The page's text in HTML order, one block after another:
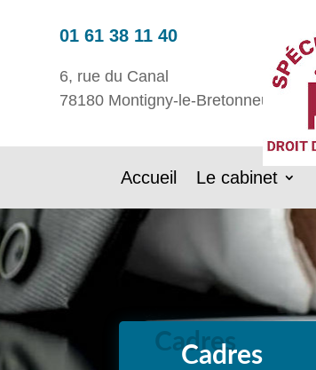
01 61 38 11 40
6, rue du Canal
78180 Montigny-le-Bretonneux
Accueil Le cabinet
Cadres